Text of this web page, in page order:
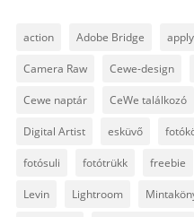
action Adobe Bridge
Camera Raw Cewe-design
Cewe naptár CeWe találkozó
Digital Artist esküvő
fotósuli fotótrükk freebie
Levin Lightroom